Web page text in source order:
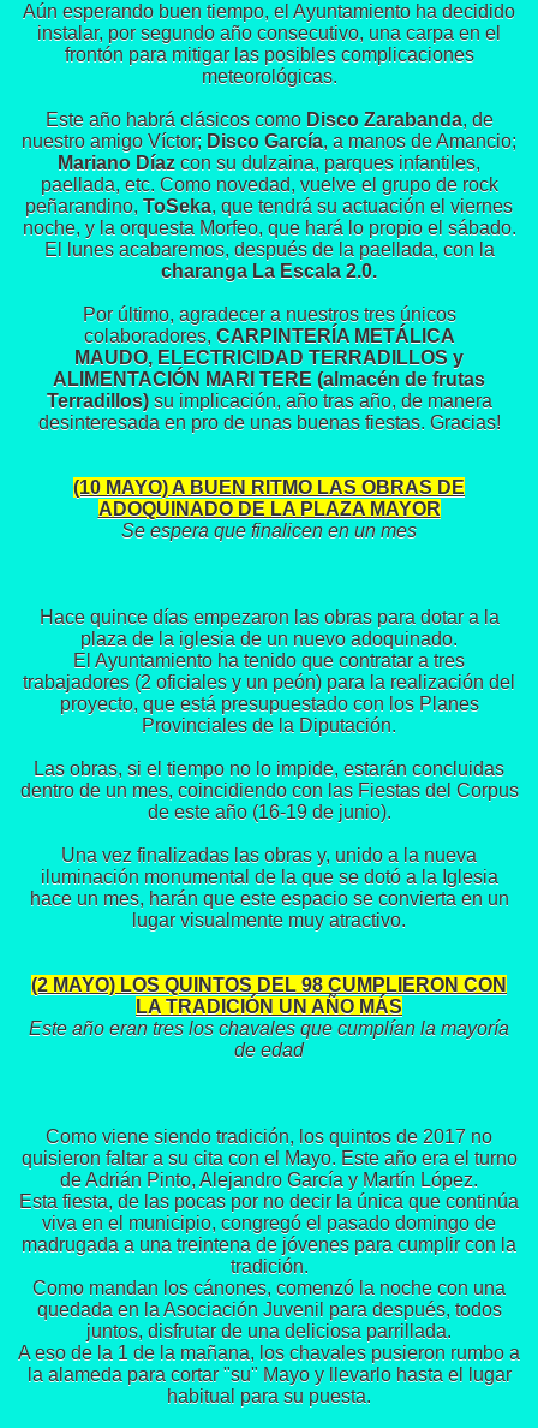
Aún esperando buen tiempo, el Ayuntamiento ha decidido
instalar, por segundo año consecutivo, una carpa en el
frontón para mitigar las posibles complicaciones
meteorológicas.
Este año habrá clásicos como Disco Zarabanda, de
nuestro amigo Víctor; Disco García, a manos de Amancio;
Mariano Díaz con su dulzaina, parques infantiles,
paellada, etc. Como novedad, vuelve el grupo de rock
peñarandino, ToSeka, que tendrá su actuación el viernes
noche, y la orquesta Morfeo, que hará lo propio el sábado.
El lunes acabaremos, después de la paellada, con la
charanga La Escala 2.0.
Por último, agradecer a nuestros tres únicos
colaboradores, CARPINTERÍA METÁLICA
MAUDO, ELECTRICIDAD TERRADILLOS y
ALIMENTACIÓN MARI TERE (almacén de frutas
Terradillos)su implicación, año tras año, de manera
desinteresada en pro de unas buenas fiestas. Gracias!
(10 MAYO) A BUEN RITMO LAS OBRAS DE
ADOQUINADO DE LA PLAZA MAYOR
Se espera que finalicen en un mes
Hace quince días empezaron las obras para dotar a la
plaza de la iglesia de un nuevo adoquinado.
El Ayuntamiento ha tenido que contratar a tres
trabajadores (2 oficiales y un peón) para la realización del
proyecto, que está presupuestado con los Planes
Provinciales de la Diputación.
Las obras, si el tiempo no lo impide, estarán concluidas
dentro de un mes, coincidiendo con las Fiestas del Corpus
de este año (16-19 de junio).
Una vez finalizadas las obras y, unido a la nueva
iluminación monumental de la que se dotó a la Iglesia
hace un mes, harán que este espacio se convierta en un
lugar visualmente muy atractivo.
(2 MAYO) LOS QUINTOS DEL 98 CUMPLIERON CON
LA TRADICIÓN UN AÑO MÁS
Este año eran tres los chavales que cumplían la mayoría
de edad
Como viene siendo tradición, los quintos de 2017 no
quisieron faltar a su cita con el Mayo. Este año era el turno
de Adrián Pinto, Alejandro García y Martín López.
Esta fiesta, de las pocas por no decir la única que continúa
viva en el municipio, congregó el pasado domingo de
madrugada a una treintena de jóvenes para cumplir con la
tradición.
Como mandan los cánones, comenzó la noche con una
quedada en la Asociación Juvenil para después, todos
juntos, disfrutar de una deliciosa parrillada.
A eso de la 1 de la mañana, los chavales pusieron rumbo a
la alameda para cortar "su" Mayo y llevarlo hasta el lugar
habitual para su puesta.